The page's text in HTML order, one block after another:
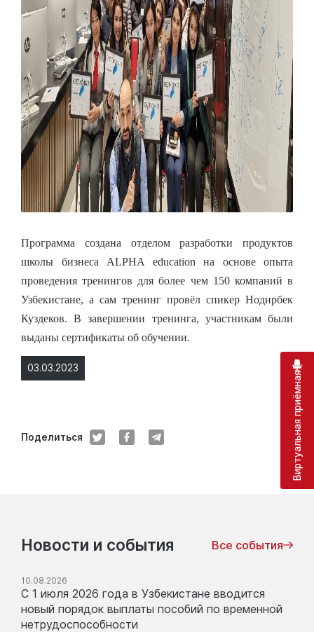
03.03.2023
Поделиться
Программа создана отделом разработки продуктов
школы бизнеса ALPHA education на основе опыта
проведения тренингов для более чем 150 компаний в
Узбекистане, а сам тренинг провёл спикер Нодирбек
Куздеков. В завершении тренинга, участникам были
выданы сертификаты об обучении.
Новости и события Все события
10.08.2026
С 1 июля 2026 года в Узбекистане вводится
новый порядок выплаты пособий по временной
нетрудоспособности
Виртуальная приёмная